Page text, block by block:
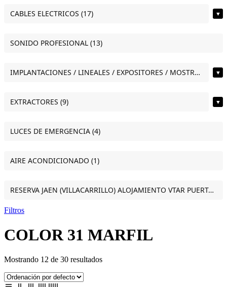
CABLES ELECTRICOS (17) ▼
SONIDO PROFESIONAL (13)
IMPLANTACIONES / LINEALES / EXPOSITORES / MOSTRADORES (11) ▼
EXTRACTORES (9) ▼
LUCES DE EMERGENCIA (4)
AIRE ACONDICIONADO (1)
RESERVA JAEN (VILLACARRILLO) ALOJAMIENTO VTAR PUERTA DEL SOL ESTUDIO VILLACARRILLO (JAEN) (1)
Filtros
COLOR 31 MARFIL
Mostrando 12 de 30 resultados